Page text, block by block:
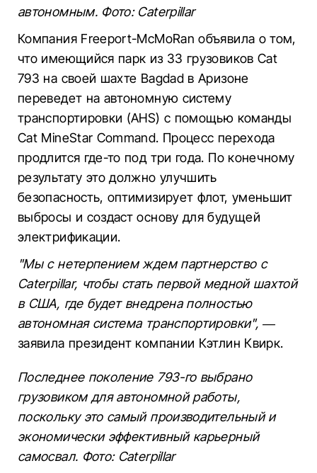
автономным. Фото: Caterpillar
Компания Freeport-McMoRan объявила о том,
что имеющийся парк из 33 грузовиков Cat
793 на своей шахте Bagdad в Аризоне
переведет на автономную систему
транспортировки (AHS) с помощью команды
Cat MineStar Command. Процесс перехода
продлится где-то под три года. По конечному
результату это должно улучшить
безопасность, оптимизирует флот, уменьшит
выбросы и создаст основу для будущей
электрификации.
"Мы с нетерпением ждем партнерство с
Caterpillar, чтобы стать первой медной шахтой
в США, где будет внедрена полностью
автономная система транспортировки", —
заявила президент компании Кэтлин Квирк.
Последнее поколение 793-го выбрано
грузовиком для автономной работы,
поскольку это самый производительный и
экономически эффективный карьерный
самосвал. Фото: Caterpillar